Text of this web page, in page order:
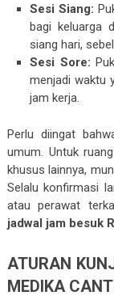
Sesi Siang:
bagi keluarga
siang hari,
Sesi Sore:
menjadi waktu
jam kerja.
Perlu diingat
umum. Untuk
khusus lainnya,
Selalu konfirmasi
atau perawat
jadwal jam besuk
ATURAN
MEDIKA